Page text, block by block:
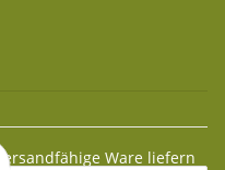
Ware liefern